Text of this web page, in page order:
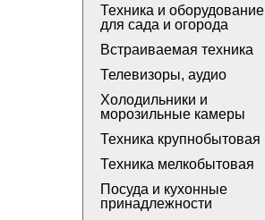
Техника и оборудование
для сада и огорода
Встраиваемая техника
Телевизоры, аудио
Холодильники и
морозильные камеры
Техника крупнобытовая
Техника мелкобытовая
Посуда и кухонные
принадлежности